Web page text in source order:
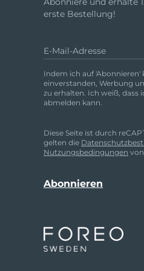
Rot-Lichttherapie
SCHWEDISCHE
LUNA™ 4
Anti-aging
LUNA™ 4
BEAR™ 2
Microcurrent
BEAR™ 2
Hydratisierung
Deep facial
Hybrid silicone
FAQ™ ANTI-AGING-
erste Bestellung!
E-Mail-Adresse
Indem ich auf
einverstanden, Werbung
zu erhalten. Ich weiß, dass
abmelden kann.
Diese Seite ist durch
gelten die
Nutzungsbedingungen